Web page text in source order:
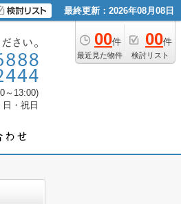
最終更新：2026年08月08日
00件
最近見た物件
00件
検討リスト
～13:00)
・祝日